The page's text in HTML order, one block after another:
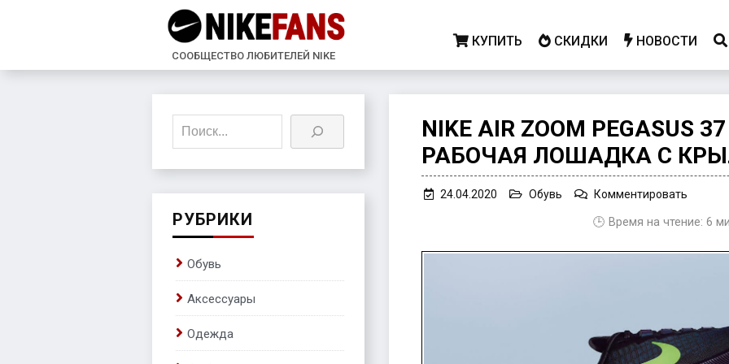
СООБЩЕСТВО ЛЮБИТЕЛЕЙ NIKE
КУПИТЬ СКИДКИ НОВОСТИ
NIKE AIR ZOOM PEGASUS
РАБОЧАЯ ЛОШАДКА С
24.04.2020 Обувь Комментировать
Air
🕒 Время на чтение: 6
Поиск
РУБРИКИ
Обувь
Аксессуары
Одежда